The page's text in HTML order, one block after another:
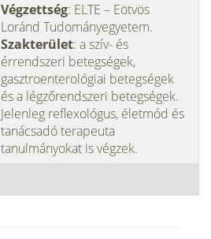
Végzettség: ELTE – Eötvös
Loránd Tudományegyetem.
Szakterület: a szív- és
érrendszeri betegségek,
gasztroenterológiai betegségek
és a légzőrendszeri betegségek.
Jelenleg reflexológus, életmód és
tanácsadó terapeuta
tanulmányokat is végzek.